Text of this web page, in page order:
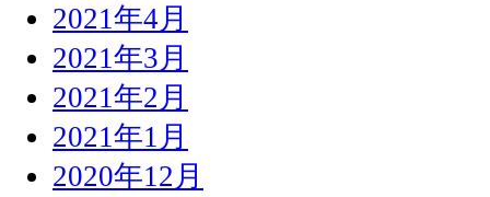
2021年4月
2021年3月
2021年2月
2021年1月
2020年12月